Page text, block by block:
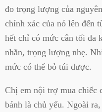
đo trọng lượng của
chính xác của nó lên đến
hết chỉ có mức cân tối đa
nhắn, trọng lượng nhẹ.
mức có thể bỏ túi được.
Chị em nội trợ mua chiếc
bánh là chủ yếu. Ngoài